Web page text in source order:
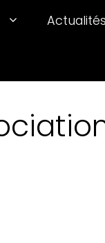
Actualités